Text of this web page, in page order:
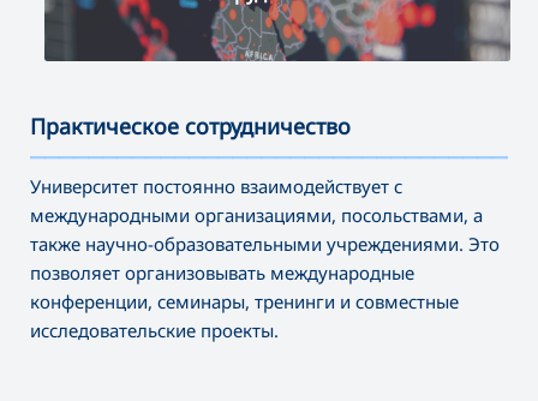
Практическое сотрудничество
Университет постоянно взаимодействует с
международными организациями, посольствами, а
также научно-образовательными учреждениями. Это
позволяет организовывать международные
конференции, семинары, тренинги и совместные
исследовательские проекты.